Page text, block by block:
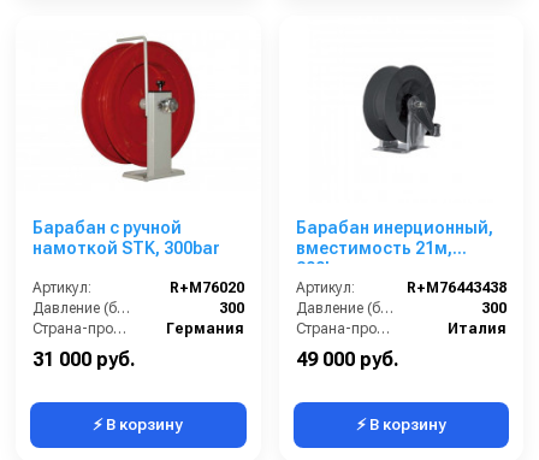
Барабан с ручной
намоткой STK, 300bar
Артикул:
R+M76020
Давление (бар):
300
Страна-производитель:
Германия
31 000 руб.
⚡ В корзину
Барабан инерционный,
вместимость 21м,
300bar
Артикул:
R+M76443438
Давление (бар):
300
Страна-производитель:
Италия
49 000 руб.
⚡ В корзину